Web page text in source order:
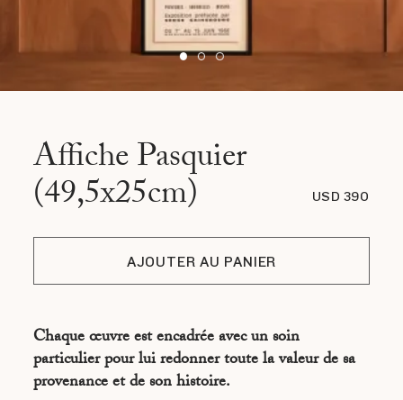
Affiche Pasquier
(49,5x25cm) USD 390
AJOUTER AU PANIER
Chaque œuvre est encadrée avec un soin
particulier pour lui redonner toute la valeur de sa
provenance et de son histoire.